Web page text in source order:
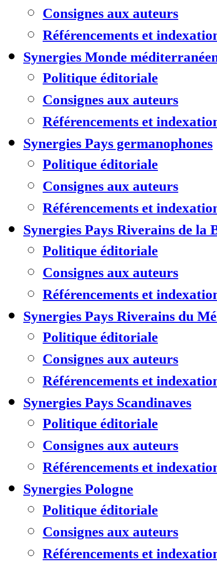
Consignes aux auteurs
Référencements et
Synergies Monde
Politique éditoriale
Consignes aux auteurs
Référencements et
Synergies Pays germanophones
Politique éditoriale
Consignes aux auteurs
Référencements et
Synergies Pays Riverains de la
Politique éditoriale
Consignes aux auteurs
Référencements et
Synergies Pays Riverains du
Politique éditoriale
Consignes aux auteurs
Référencements et
Synergies Pays Scandinaves
Politique éditoriale
Consignes aux auteurs
Référencements et
Synergies Pologne
Politique éditoriale
Consignes aux auteurs
Référencements et